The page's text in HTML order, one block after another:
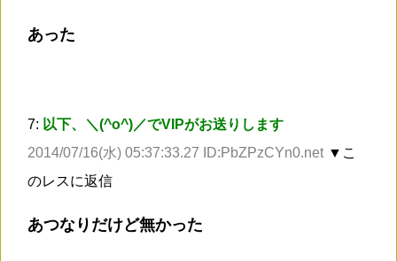
あった
7: 以下、＼(^o^)／でVIPがお送りします
2014/07/16(水) 05:37:33.27 ID:PbZPzCYn0.net ▼こ
のレスに返信
あつなりだけど無かった